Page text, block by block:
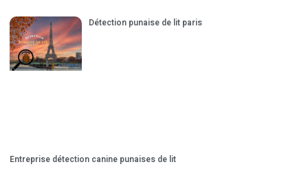
Détection punaise de lit paris
Entreprise détection canine punaises de lit